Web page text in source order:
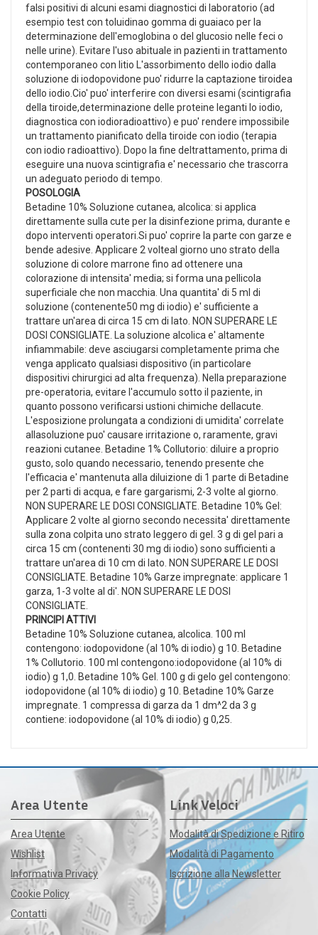
falsi positivi di alcuni esami diagnostici di laboratorio (ad
esempio test con toluidinao gomma di guaiaco per la
determinazione dell'emoglobina o del glucosio nelle feci o
nelle urine). Evitare l'uso abituale in pazienti in trattamento
contemporaneo con litio L'assorbimento dello iodio dalla
soluzione di iodopovidone puo' ridurre la captazione tiroidea
dello iodio.Cio' puo' interferire con diversi esami (scintigrafia
della tiroide,determinazione delle proteine leganti lo iodio,
diagnostica con iodioradioattivo) e puo' rendere impossibile
un trattamento pianificato della tiroide con iodio (terapia
con iodio radioattivo). Dopo la fine deltrattamento, prima di
eseguire una nuova scintigrafia e' necessario che trascorra
un adeguato periodo di tempo.
POSOLOGIA
Betadine 10% Soluzione cutanea, alcolica: si applica
direttamente sulla cute per la disinfezione prima, durante e
dopo interventi operatori.Si puo' coprire la parte con garze e
bende adesive. Applicare 2 volteal giorno uno strato della
soluzione di colore marrone fino ad ottenere una
colorazione di intensita' media; si forma una pellicola
superficiale che non macchia. Una quantita' di 5 ml di
soluzione (contenente50 mg di iodio) e' sufficiente a
trattare un'area di circa 15 cm di lato. NON SUPERARE LE
DOSI CONSIGLIATE. La soluzione alcolica e' altamente
infiammabile: deve asciugarsi completamente prima che
venga applicato qualsiasi dispositivo (in particolare
dispositivi chirurgici ad alta frequenza). Nella preparazione
pre-operatoria, evitare l'accumulo sotto il paziente, in
quanto possono verificarsi ustioni chimiche dellacute.
L'esposizione prolungata a condizioni di umidita' correlate
allasoluzione puo' causare irritazione o, raramente, gravi
reazioni cutanee. Betadine 1% Collutorio: diluire a proprio
gusto, solo quando necessario, tenendo presente che
l'efficacia e' mantenuta alla diluizione di 1 parte di Betadine
per 2 parti di acqua, e fare gargarismi, 2-3 volte al giorno.
NON SUPERARE LE DOSI CONSIGLIATE. Betadine 10% Gel:
Applicare 2 volte al giorno secondo necessita' direttamente
sulla zona colpita uno strato leggero di gel. 3 g di gel pari a
circa 15 cm (contenenti 30 mg di iodio) sono sufficienti a
trattare un'area di 10 cm di lato. NON SUPERARE LE DOSI
CONSIGLIATE. Betadine 10% Garze impregnate: applicare 1
garza, 1-3 volte al di'. NON SUPERARE LE DOSI
CONSIGLIATE.
PRINCIPI ATTIVI
Betadine 10% Soluzione cutanea, alcolica. 100 ml
contengono: iodopovidone (al 10% di iodio) g 10. Betadine
1% Collutorio. 100 ml contengono:iodopovidone (al 10% di
iodio) g 1,0. Betadine 10% Gel. 100 g di gelo gel contengono:
iodopovidone (al 10% di iodio) g 10. Betadine 10% Garze
impregnate. 1 compressa di garza da 1 dm^2 da 3 g
contiene: iodopovidone (al 10% di iodio) g 0,25.
Area Utente
Area Utente
Wishlist
Informativa Privacy
Cookie Policy
Contatti
Link Veloci
Modalità di Spedizione e Ritiro
Modalità di Pagamento
Iscrizione alla Newsletter